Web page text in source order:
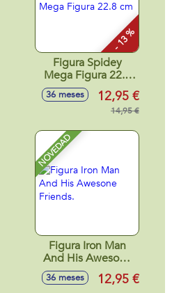
- 13 %
Figura Spidey
Mega Figura 22.8
cm
36 meses 12,95 €
14,95 €
NOVEDAD
Figura Iron Man
And His Awesone
Friends.
36 meses 12,95 €